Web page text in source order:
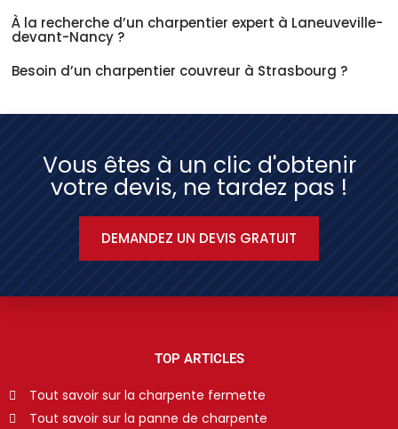
À la recherche d’un charpentier expert à Laneuveville-
devant-Nancy ?
Besoin d’un charpentier couvreur à Strasbourg ?
Vous êtes à un clic d'obtenir
votre devis, ne tardez pas !
DEMANDEZ UN DEVIS GRATUIT
TOP ARTICLES
Tout savoir sur la charpente fermette
Tout savoir sur la panne de charpente